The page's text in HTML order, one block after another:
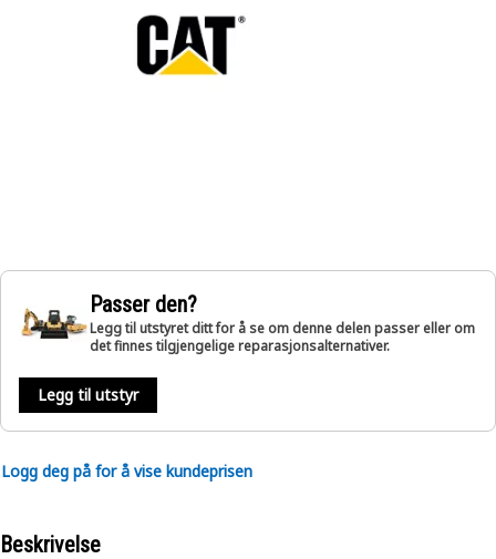
Passer den?
Legg til utstyret ditt for å se om denne delen passer eller om
det finnes tilgjengelige reparasjonsalternativer.
Legg til utstyr
Logg deg på for å vise kundeprisen
Beskrivelse